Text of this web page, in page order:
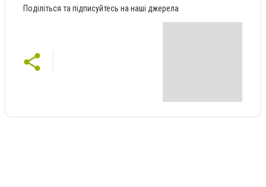
Поділіться та підписуйтесь на наші джерела